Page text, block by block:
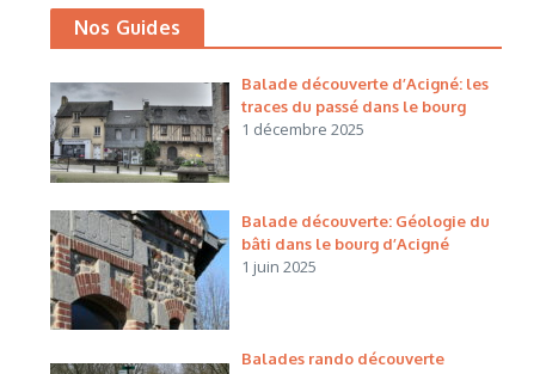
Nos Guides
Balade découverte d’Acigné: les
traces du passé dans le bourg
1 décembre 2025
Balade découverte: Géologie du
bâti dans le bourg d’Acigné
1 juin 2025
Balades rando découverte